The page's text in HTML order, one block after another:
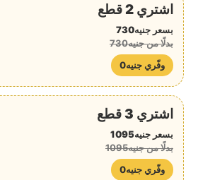
اشتري 2 قطع
بسعر جنيه730
بدلًا من جنيه730
وفّري جنيه0
اشتري 3 قطع
بسعر جنيه1095
بدلًا من جنيه1095
وفّري جنيه0